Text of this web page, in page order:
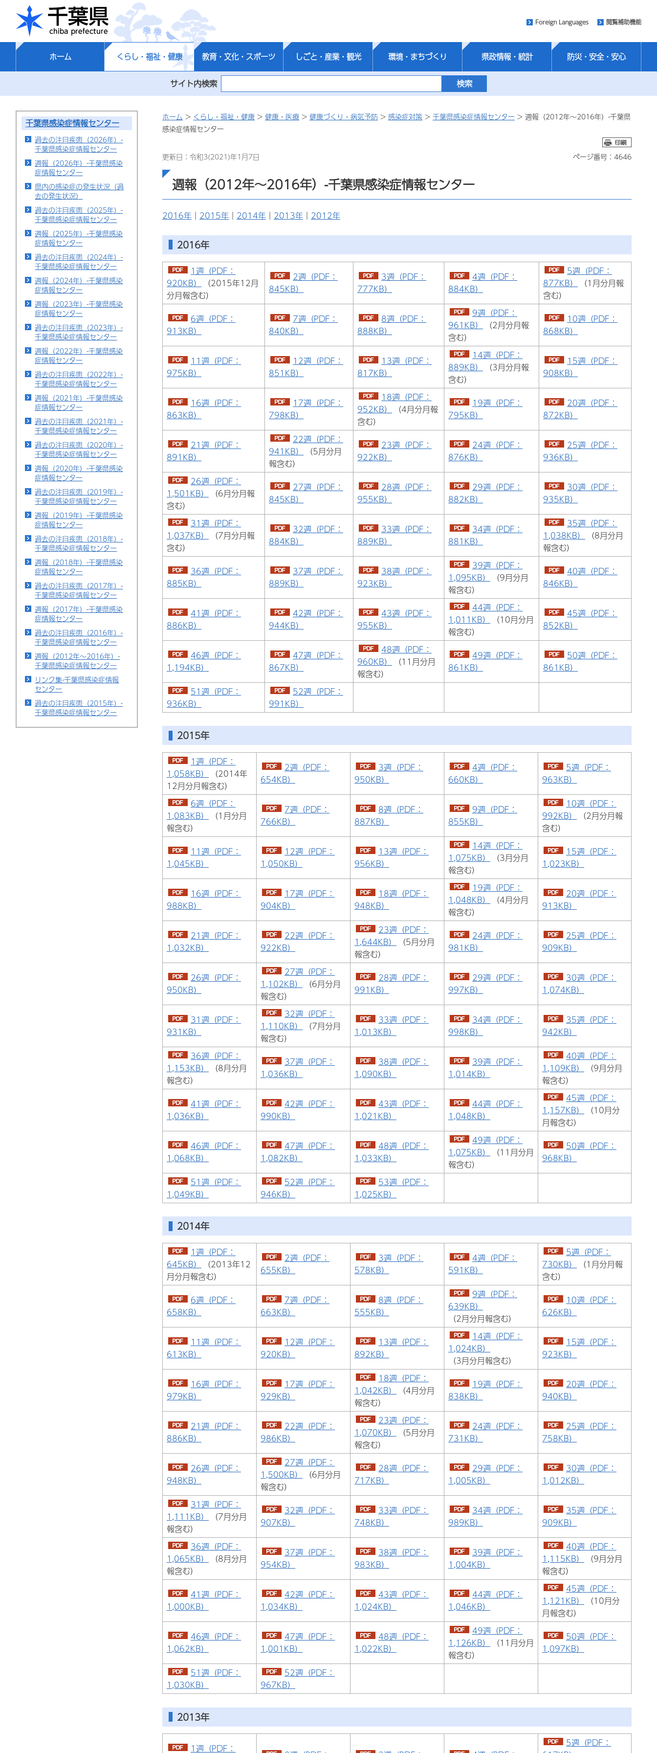
千葉県
Foreign Languages 閲覧補助機能
ホーム くらし・福祉・健康 教育・文化・スポーツ しごと・産業・観光 環境・まちづくり 県政情報・統計 防災・安全・安心
サイト内検索
千葉県感染症情報センター
過去の注目疾患（2026年）-
千葉県感染症情報センター
週報（2026年）-千葉県感染
症情報センター
県内の感染症の発生状況（過
去の発生状況）
過去の注目疾患（2025年）-
千葉県感染症情報センター
週報（2025年）-千葉県感染
症情報センター
過去の注目疾患（2024年）-
千葉県感染症情報センター
週報（2024年）-千葉県感染
症情報センター
週報（2023年）-千葉県感染
症情報センター
過去の注目疾患（2023年）-
千葉県感染症情報センター
週報（2022年）-千葉県感染
症情報センター
過去の注目疾患（2022年）-
千葉県感染症情報センター
週報（2021年）-千葉県感染
症情報センター
過去の注目疾患（2021年）-
千葉県感染症情報センター
過去の注目疾患（2020年）-
千葉県感染症情報センター
週報（2020年）-千葉県感染
症情報センター
過去の注目疾患（2019年）-
千葉県感染症情報センター
週報（2019年）-千葉県感染
症情報センター
過去の注目疾患（2018年）-
千葉県感染症情報センター
週報（2018年）-千葉県感染
症情報センター
過去の注目疾患（2017年）-
千葉県感染症情報センター
週報（2017年）-千葉県感染
症情報センター
過去の注目疾患（2016年）-
千葉県感染症情報センター
週報（2012年～2016年）-
千葉県感染症情報センター
リンク集-千葉県感染症情報
センター
過去の注目疾患（2015年）-
千葉県感染症情報センター
ホーム > くらし・福祉・健康 > 健康・医療 > 健康づくり・病気予防 > 感染症対策 > 千葉県感染症情報センター > 週報（2012年～2016年）-千葉県
感染症情報センター
更新日：令和3(2021)年1月7日 ページ番号：4646
週報（2012年～2016年）-千葉県感染症情報センター
2016年 ｜ 2015年 ｜ 2014年 ｜ 2013年 ｜ 2012年
2016年
1週（PDF：
920KB）
（2015年12月
分月報含む）
2週（PDF：
845KB）
3週（PDF：
777KB）
4週（PDF：
884KB）
5週（PDF：
877KB）
（1月分月報
含む）
6週（PDF：
913KB）
7週（PDF：
840KB）
8週（PDF：
888KB）
9週（PDF：
961KB）
（2月分月報
含む）
10週（PDF：
868KB）
11週（PDF：
975KB）
12週（PDF：
851KB）
13週（PDF：
817KB）
14週（PDF：
889KB）
（3月分月報
含む）
15週（PDF：
908KB）
16週（PDF：
863KB）
17週（PDF：
798KB）
18週（PDF：
952KB）
（4月分月報
含む）
19週（PDF：
795KB）
20週（PDF：
872KB）
21週（PDF：
891KB）
22週（PDF：
941KB）
（5月分月
報含む）
23週（PDF：
922KB）
24週（PDF：
876KB）
25週（PDF：
936KB）
26週（PDF：
1,501KB）
（6月分月報
含む）
27週（PDF：
845KB）
28週（PDF：
955KB）
29週（PDF：
882KB）
30週（PDF：
935KB）
31週（PDF：
1,037KB）
（7月分月報
含む）
32週（PDF：
884KB）
33週（PDF：
889KB）
34週（PDF：
881KB）
35週（PDF：
1,038KB）
（8月分月
報含む）
36週（PDF：
885KB）
37週（PDF：
889KB）
38週（PDF：
923KB）
39週（PDF：
1,095KB）
（9月分月
報含む）
40週（PDF：
846KB）
41週（PDF：
886KB）
42週（PDF：
944KB）
43週（PDF：
955KB）
44週（PDF：
1,011KB）
（10月分月
報含む）
45週（PDF：
852KB）
46週（PDF：
1,194KB）
47週（PDF：
867KB）
48週（PDF：
960KB）
（11月分月
報含む）
49週（PDF：
861KB）
50週（PDF：
861KB）
51週（PDF：
936KB）
52週（PDF：
991KB）
2015年
1週（PDF：
1,058KB）
（2014年
12月分月報含む）
2週（PDF：
654KB）
3週（PDF：
950KB）
4週（PDF：
660KB）
5週（PDF：
963KB）
6週（PDF：
1,083KB）
（1月分月
報含む）
7週（PDF：
766KB）
8週（PDF：
887KB）
9週（PDF：
855KB）
10週（PDF：
992KB）
（2月分月報
含む）
11週（PDF：
1,045KB）
12週（PDF：
1,050KB）
13週（PDF：
956KB）
14週（PDF：
1,075KB）
（3月分月
報含む）
15週（PDF：
1,023KB）
16週（PDF：
988KB）
17週（PDF：
904KB）
18週（PDF：
948KB）
19週（PDF：
1,048KB）
（4月分月
報含む）
20週（PDF：
913KB）
21週（PDF：
1,032KB）
22週（PDF：
922KB）
23週（PDF：
1,644KB）
（5月分月
報含む）
24週（PDF：
981KB）
25週（PDF：
909KB）
26週（PDF：
950KB）
27週（PDF：
1,102KB）
（6月分月
報含む）
28週（PDF：
991KB）
29週（PDF：
997KB）
30週（PDF：
1,074KB）
31週（PDF：
931KB）
32週（PDF：
1,110KB）
（7月分月
報含む）
33週（PDF：
1,013KB）
34週（PDF：
998KB）
35週（PDF：
942KB）
36週（PDF：
1,153KB）
（8月分月
報含む）
37週（PDF：
1,036KB）
38週（PDF：
1,090KB）
39週（PDF：
1,014KB）
40週（PDF：
1,109KB）
（9月分月
報含む）
41週（PDF：
1,036KB）
42週（PDF：
990KB）
43週（PDF：
1,021KB）
44週（PDF：
1,048KB）
45週（PDF：
1,157KB）
（10月分
月報含む）
46週（PDF：
1,068KB）
47週（PDF：
1,082KB）
48週（PDF：
1,033KB）
49週（PDF：
1,075KB）
（11月分月
報含む）
50週（PDF：
968KB）
51週（PDF：
1,049KB）
52週（PDF：
946KB）
53週（PDF：
1,025KB）
2014年
1週（PDF：
645KB）
（2013年12
月分月報含む）
2週（PDF：
655KB）
3週（PDF：
578KB）
4週（PDF：
591KB）
5週（PDF：
730KB）
（1月分月報
含む）
6週（PDF：
658KB）
7週（PDF：
663KB）
8週（PDF：
555KB）
9週（PDF：
639KB）
（2月分月報含む）
10週（PDF：
626KB）
11週（PDF：
613KB）
12週（PDF：
920KB）
13週（PDF：
892KB）
14週（PDF：
1,024KB）
（3月分月報含む）
15週（PDF：
923KB）
16週（PDF：
979KB）
17週（PDF：
929KB）
18週（PDF：
1,042KB）
（4月分月
報含む）
19週（PDF：
838KB）
20週（PDF：
940KB）
21週（PDF：
886KB）
22週（PDF：
986KB）
23週（PDF：
1,070KB）
（5月分月
報含む）
24週（PDF：
731KB）
25週（PDF：
758KB）
26週（PDF：
948KB）
27週（PDF：
1,500KB）
（6月分月
報含む）
28週（PDF：
717KB）
29週（PDF：
1,005KB）
30週（PDF：
1,012KB）
31週（PDF：
1,111KB）
（7月分月
報含む）
32週（PDF：
907KB）
33週（PDF：
748KB）
34週（PDF：
989KB）
35週（PDF：
909KB）
36週（PDF：
1,065KB）
（8月分月
報含む）
37週（PDF：
954KB）
38週（PDF：
983KB）
39週（PDF：
1,004KB）
40週（PDF：
1,115KB）
（9月分月
報含む）
41週（PDF：
1,000KB）
42週（PDF：
1,034KB）
43週（PDF：
1,024KB）
44週（PDF：
1,046KB）
45週（PDF：
1,121KB）
（10月分
月報含む）
46週（PDF：
1,062KB）
47週（PDF：
1,001KB）
48週（PDF：
1,022KB）
49週（PDF：
1,126KB）
（11月分月
報含む）
50週（PDF：
1,097KB）
51週（PDF：
1,030KB）
52週（PDF：
967KB）
2013年
1週（PDF：
5週（PDF：